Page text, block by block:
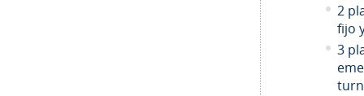
2
fijo
3